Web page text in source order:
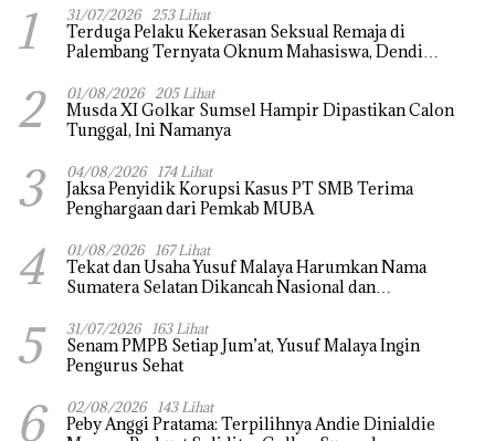
1 31/07/2026 253 Lihat
Terduga Pelaku Kekerasan Seksual Remaja di
Palembang Ternyata Oknum Mahasiswa, Dendi
2 01/08/2026 205 Lihat
Musda XI Golkar Sumsel Hampir Dipastikan Calon
Tunggal, Ini Namanya
3 04/08/2026 174 Lihat
Jaksa Penyidik Korupsi Kasus PT SMB Terima
Penghargaan dari Pemkab MUBA
4 01/08/2026 167 Lihat
Tekat dan Usaha Yusuf Malaya Harumkan Nama
Sumatera Selatan Dikancah Nasional dan
5 31/07/2026 163 Lihat
Senam PMPB Setiap Jum’at, Yusuf Malaya Ingin
Pengurus Sehat
6 02/08/2026 143 Lihat
Peby Anggi Pratama: Terpilihnya Andie Dinialdie